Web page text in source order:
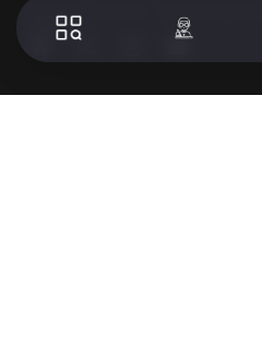
© 2024 WorldTurk. Tüm Hakları
Volion's